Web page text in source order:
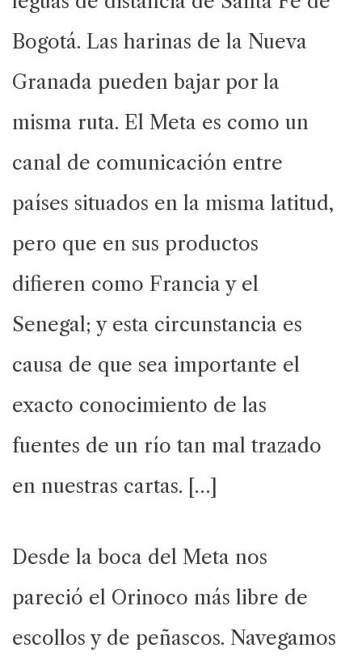
Bogotá. Las harinas de la Nueva
Granada pueden bajar por la
misma ruta. El Meta es como un
canal de comunicación entre
países situados en la misma latitud,
pero que en sus productos
difieren como Francia y el
Senegal; y esta circunstancia es
causa de que sea importante el
exacto conocimiento de las
fuentes de un río tan mal trazado
en nuestras cartas. […]
Desde la boca del Meta nos
pareció el Orinoco más libre de
escollos y de peñascos. Navegamos